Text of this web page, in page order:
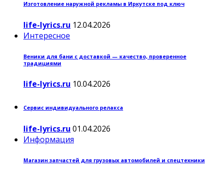
Изготовление наружной рекламы в Иркутске под ключ
life-lyrics.ru 12.04.2026
Интересное
Веники для бани с доставкой — качество, проверенное
традициями
life-lyrics.ru 10.04.2026
Сервис индивидуального релакса
life-lyrics.ru 01.04.2026
Информация
Магазин запчастей для грузовых автомобилей и спецтехники